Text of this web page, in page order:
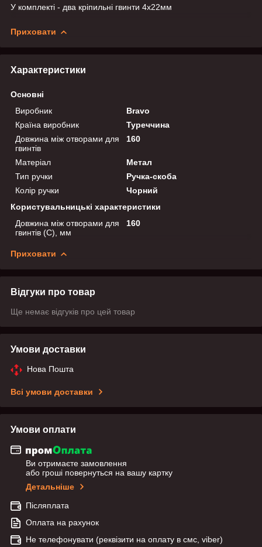
У комплекті - два кріпильні гвинти 4х22мм
Приховати
Характеристики
Основні
Виробник
Bravo
Країна виробник
Туреччина
Довжина між отворами для
гвинтів
160
Матеріал
Метал
Тип ручки
Ручка-скоба
Колір ручки
Чорний
Користувальницькі характеристики
Довжина між отворами для
гвинтів (C), мм
160
Приховати
Відгуки про товар
Ще немає відгуків про цей товар
Умови доставки
Нова Пошта
Всі умови доставки
Умови оплати
Ви отримаєте замовлення
або гроші повернуться на вашу картку
Детальніше
Післяплата
Оплата на рахунок
Не телефонувати (реквізити на оплату в смс, viber)